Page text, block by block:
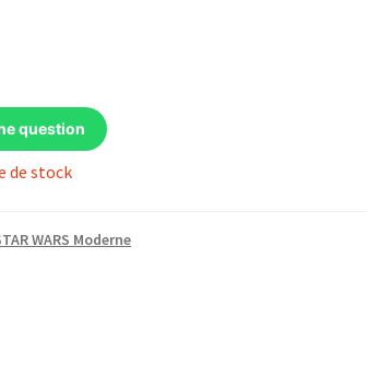
question
de stock
WARS Moderne